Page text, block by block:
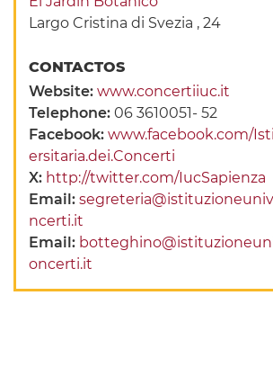
Largo Cristina di Svezia , 24
CONTACTOS
Website:www.concertiiuc.it
Telephone:06 3610051- 52
Facebook:www.facebook.com/
ersitaria.dei.Concerti
X: http://twitter.com/IucSapienza
Email:
ncerti.it
Email:
oncerti.it